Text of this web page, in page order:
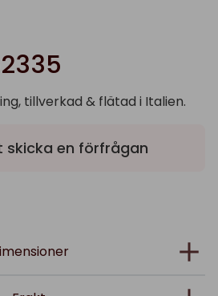
tillverkad & flätad i Italien.
skicka en förfrågan